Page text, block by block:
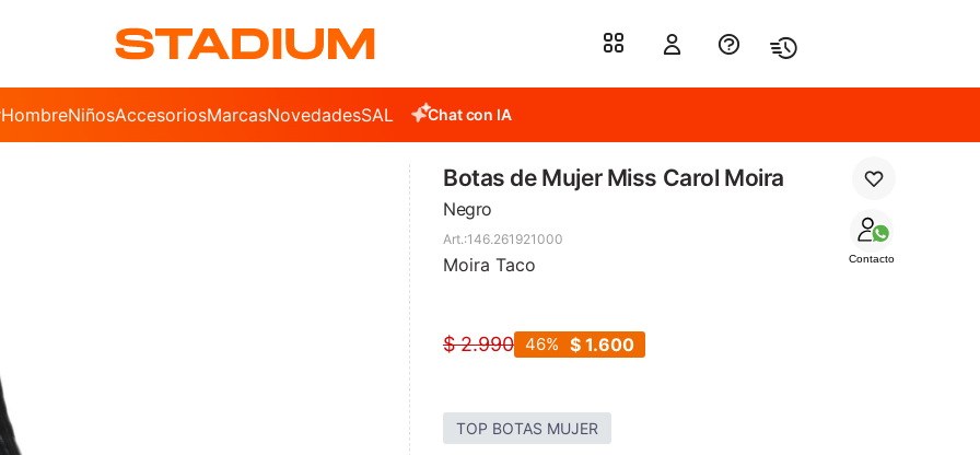
HombreNiñosAccesoriosMarcasNovedadesSALE Chat con IA
Botas de Mujer Miss Carol Moira
Negro
Contacto
146.261921000
Moira Taco
$ 2.990 $ 1.600
46
TOP BOTAS MUJER